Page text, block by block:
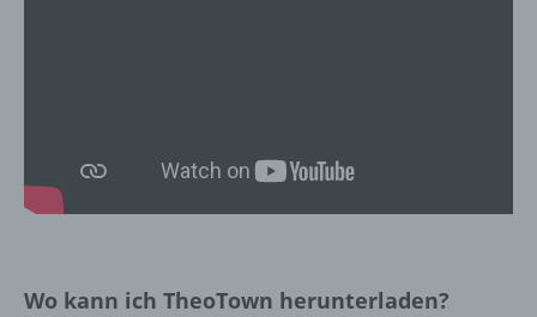
Wo kann ich TheoTown herunterladen?
personenbezogenen Daten zu verarbeiten.
Einwilligung ist jede von der betroffenen